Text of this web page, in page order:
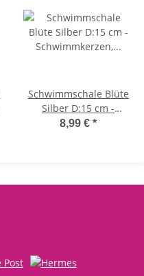
Schwimmschale Blüte
Silber D:15 cm -
Schwimmkerzen,
8,99 € *